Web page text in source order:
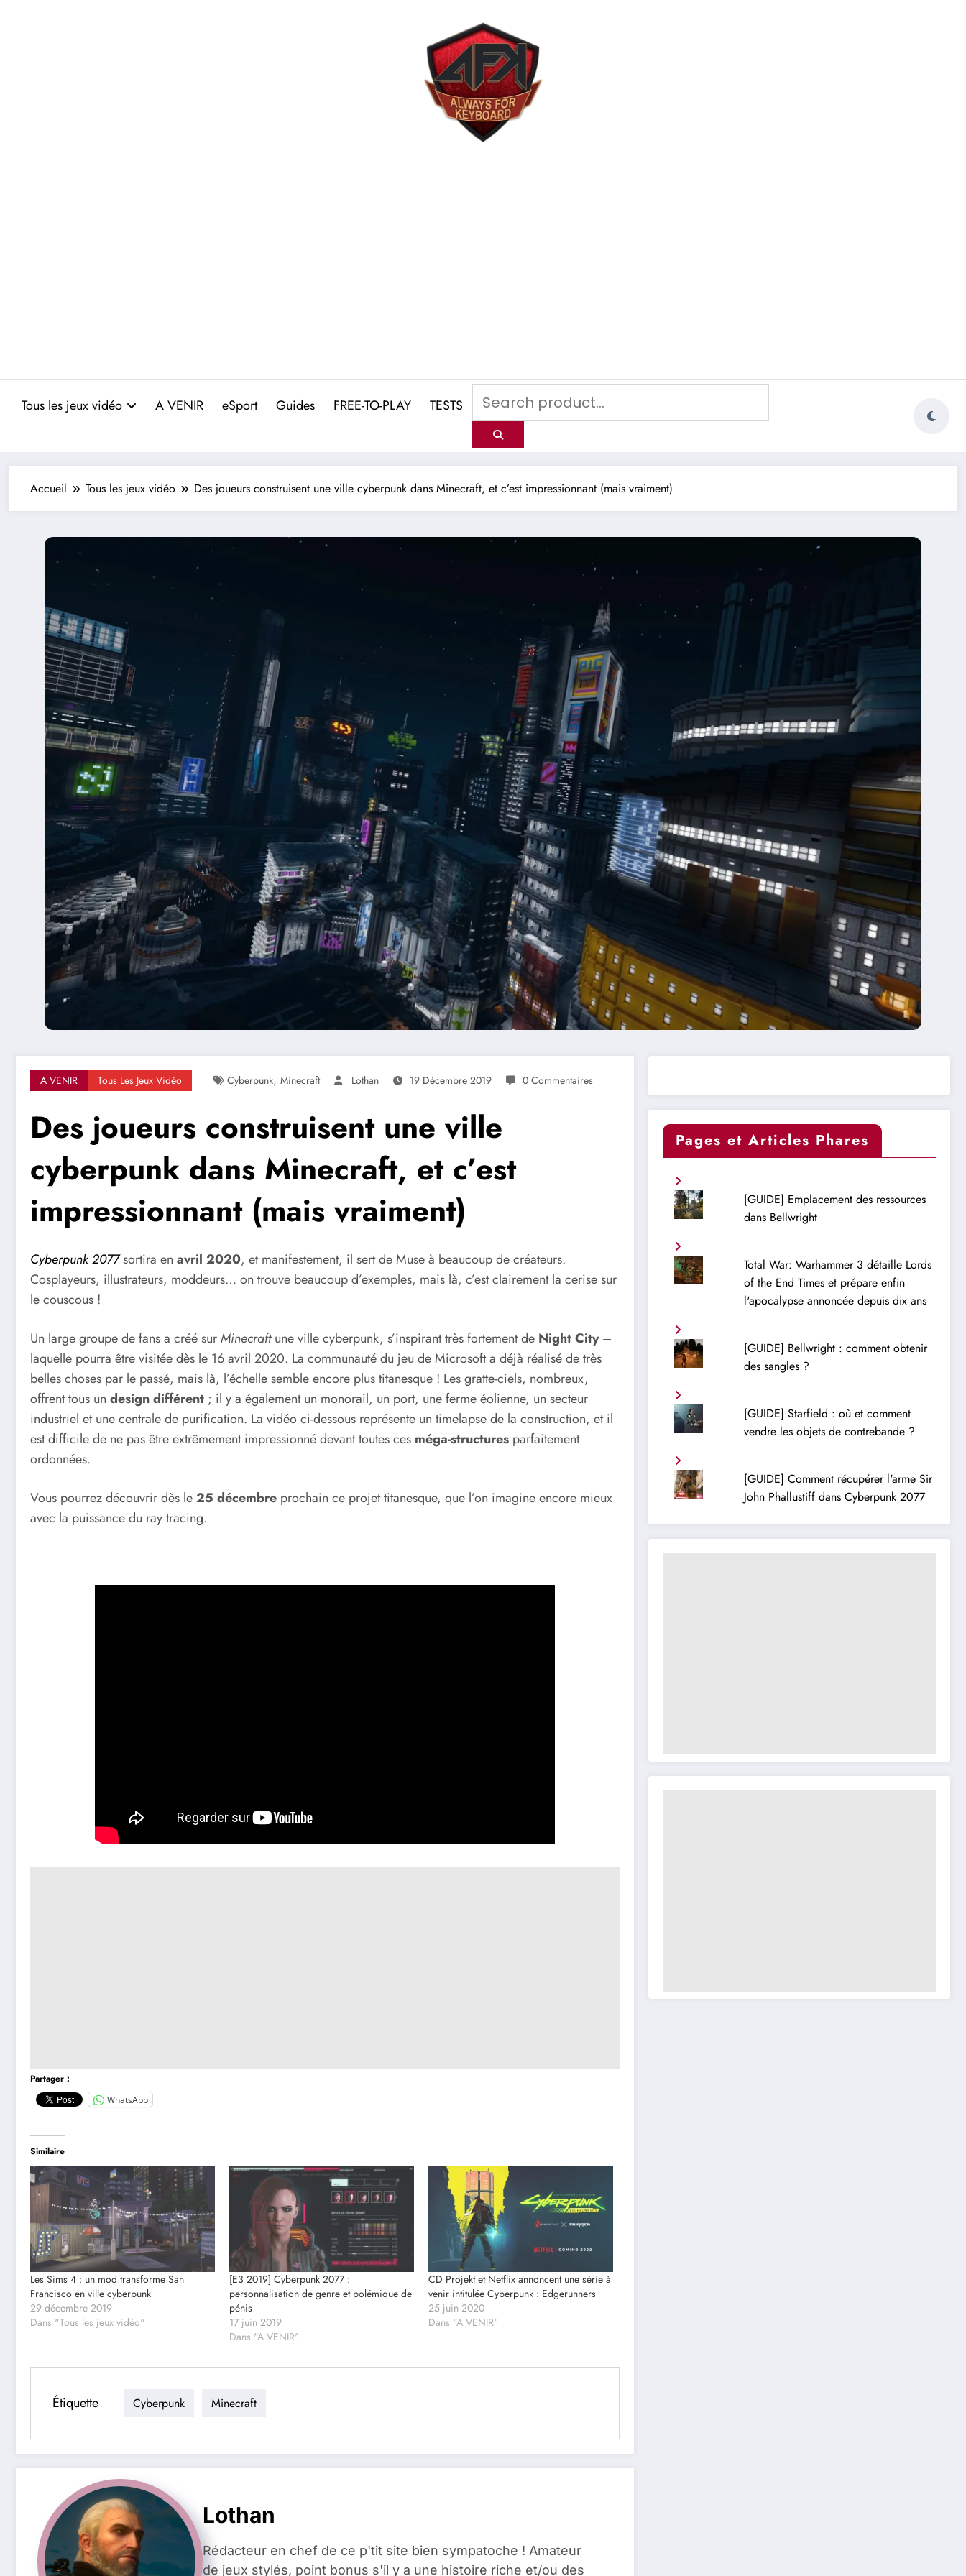
Tous les jeux vidéo A VENIR eSport Guides FREE-TO-PLAY TESTS
Accueil Tous les jeux vidéo Des joueurs construisent une ville cyberpunk dans Minecraft, et c’est impressionnant (mais vraiment)
A VENIR Tous Les Jeux Vidéo Cyberpunk, Minecraft Lothan 19 Décembre 2019 0 Commentaires
Des joueurs construisent une ville
cyberpunk dans Minecraft, et c’est
impressionnant (mais vraiment)
Cyberpunk 2077sortira en avril 2020, et manifestement, il sert de Muse à beaucoup de créateurs.
Cosplayeurs, illustrateurs, moddeurs… on trouve beaucoup d’exemples, mais là, c’est clairement la cerise sur
le couscous !
Un large groupe de fans a créé surMinecraftune ville cyberpunk, s’inspirant très fortement de Night City–
laquelle pourra être visitée dès le 16 avril 2020. La communauté du jeu de Microsoft a déjà réalisé de très
belles choses par le passé, mais là, l’échelle semble encore plus titanesque ! Les gratte-ciels, nombreux,
offrent tous un design différent ; il y a également un monorail, un port, une ferme éolienne, un secteur
industriel et une centrale de purification. La vidéo ci-dessous représente un timelapse de la construction, et il
est difficile de ne pas être extrêmement impressionné devant toutes ces méga-structures parfaitement
ordonnées.
Vous pourrez découvrir dès le25 décembre prochain ce projet titanesque, que l’on imagine encore mieux
avec la puissance du ray tracing.
Partager :
WhatsApp
Similaire
Les Sims 4 : un mod transforme San
Francisco en ville cyberpunk
29 décembre 2019
Dans "Tous les jeux vidéo"
[E3 2019] Cyberpunk 2077 :
personnalisation de genre et polémique de
pénis
17 juin 2019
Dans "A VENIR"
CD Projekt et Netflix annoncent une série à
venir intitulée Cyberpunk : Edgerunners
25 juin 2020
Dans "A VENIR"
Étiquette Cyberpunk Minecraft
Lothan
Rédacteur en chef de ce p'tit site bien sympatoche ! Amateur
de jeux stylés, point bonus s'il y a une histoire riche et/ou des
Pages et Articles Phares
[GUIDE] Emplacement des ressources
dans Bellwright
Total War: Warhammer 3 détaille Lords
of the End Times et prépare enfin
l'apocalypse annoncée depuis dix ans
[GUIDE] Bellwright : comment obtenir
des sangles ?
[GUIDE] Starfield : où et comment
vendre les objets de contrebande ?
[GUIDE] Comment récupérer l'arme Sir
John Phallustiff dans Cyberpunk 2077